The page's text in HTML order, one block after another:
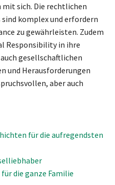
sich. Die rechtlichen
komplex und erfordern
zu gewährleisten. Zudem
Responsibility in ihre
gesellschaftlichen
und Herausforderungen
aber auch
für die aufregendsten
die ganze Familie